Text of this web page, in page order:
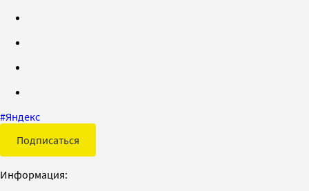
#Яндекс
Подписаться
Информация: